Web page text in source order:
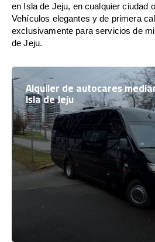
en Isla de Jeju, en cualquier ciudad
Vehículos elegantes y de primera
exclusivamente para servicios de
de Jeju.
Alquiler de autocares
Isla de Jeju